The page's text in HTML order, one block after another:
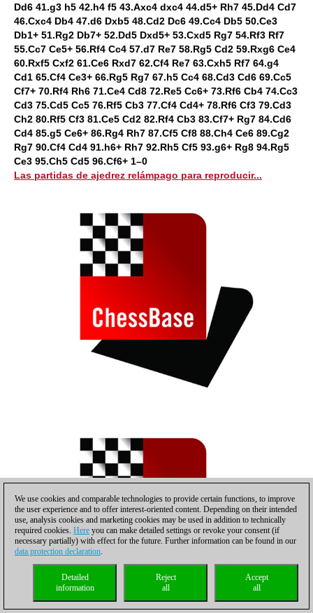
Dd6 41.g3 h5 42.h4 f5 43.Axc4 dxc4 44.d5+ Rh7 45.Dd4 Cd7
46.Cxc4 Db4 47.d6 Dxb5 48.Cd2 Dc6 49.Cc4 Db5 50.Ce3
Db1+ 51.Rg2 Db7+ 52.Dd5 Dxd5+ 53.Cxd5 Rg7 54.Rf3 Rf7
55.Cc7 Ce5+ 56.Rf4 Cc4 57.d7 Re7 58.Rg5 Cd2 59.Rxg6 Ce4
60.Rxf5 Cxf2 61.Ce6 Rxd7 62.Cf4 Re7 63.Cxh5 Rf7 64.g4
Cd1 65.Cf4 Ce3+ 66.Rg5 Rg7 67.h5 Cc4 68.Cd3 Cd6 69.Cc5
Cf7+ 70.Rf4 Rh6 71.Ce4 Cd8 72.Re5 Cc6+ 73.Rf6 Cb4 74.Cc3
Cd3 75.Cd5 Cc5 76.Rf5 Cb3 77.Cf4 Cd4+ 78.Rf6 Cf3 79.Cd3
Ch2 80.Rf5 Cf3 81.Ce5 Cd2 82.Rf4 Cb3 83.Cf7+ Rg7 84.Cd6
Cd4 85.g5 Ce6+ 86.Rg4 Rh7 87.Cf5 Cf8 88.Ch4 Ce6 89.Cg2
Rg7 90.Cf4 Cd4 91.h6+ Rh7 92.Rh5 Cf5 93.g6+ Rg8 94.Rg5
Ce3 95.Ch5 Cd5 96.Cf6+ 1–0
Las partidas de ajedrez relámpago para reproducir...
We use cookies and comparable technologies to provide certain functions, to improve
the user experience and to offer interest-oriented content. Depending on their intended
use, analysis cookies and marketing cookies may be used in addition to technically
required cookies. Here you can make detailed settings or revoke your consent (if
necessary partially) with effect for the future. Further information can be found in our
data protection declaration.
Accept
all
Reject
all
Detailed
information